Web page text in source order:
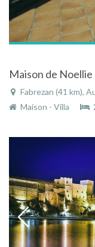
Fabrezan (41 km),
Maison - Villa